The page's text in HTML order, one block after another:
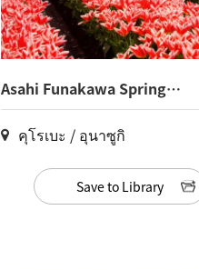
Asahi Funakawa Spring
Quartet(3)
คุโรเบะ / อุนาซูกิ
Save to Library